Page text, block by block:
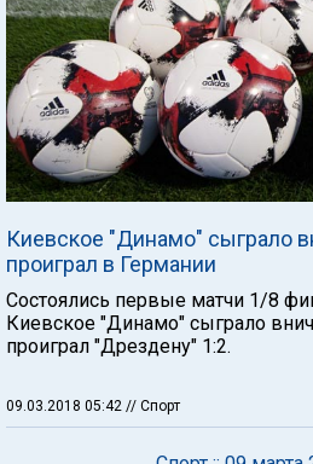
Киевское "Динамо" сыграло
проиграл в Германии
Состоялись первые матчи 1/8
Киевское "Динамо" сыграло
проиграл "Дрездену" 1:2.
09.03.2018 05:42 // Спорт